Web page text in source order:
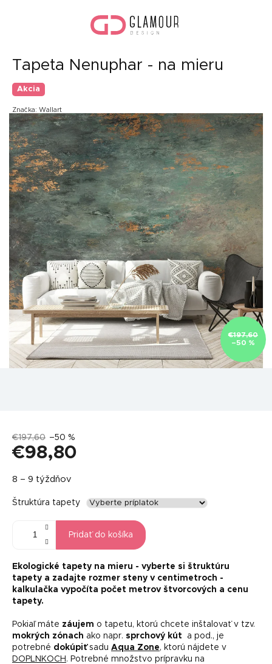
Tapeta Nenuphar - na mieru
Akcia
Značka: Wallart
€197,60
–50 %
€197,60 –50 %
€98,80
cena:
8 – 9 týždňov
Štruktúra tapety
Pridať do košíka
Ekologické tapety na mieru - vyberte si štruktúru
tapety a zadajte rozmer steny v centimetroch -
kalkulačka vypočíta počet metrov štvorcových a cenu
tapety.
Pokiaľ máte záujem o tapetu, ktorú chcete inštalovať v tzv.
mokrých zónach ako napr. sprchový kút
a pod., je
potrebné dokúpiťsadu Aqua Zone, ktorú nájdete v
DOPLNKOCH . Potrebné množstvo prípravku na